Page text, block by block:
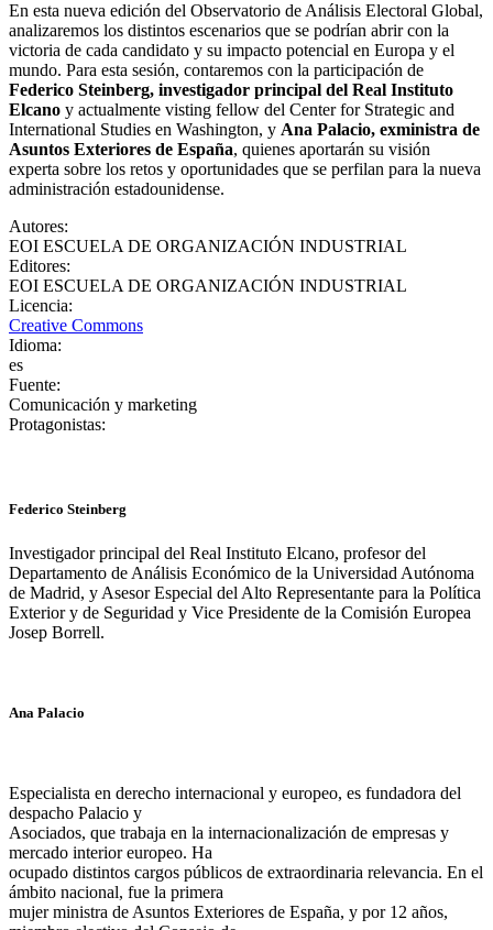
En esta nueva edición del Observatorio de Análisis Electoral Global,
analizaremos los distintos escenarios que se podrían abrir con la
victoria de cada candidato y su impacto potencial en Europa y el
mundo. Para esta sesión, contaremos con la participación de
Federico Steinberg, investigador principal del Real Instituto
Elcano y actualmente visting fellow del Center for Strategic and
International Studies en Washington, y Ana Palacio, exministra de
Asuntos Exteriores de España, quienes aportarán su visión
experta sobre los retos y oportunidades que se perfilan para la nueva
administración estadounidense.
Autores:
EOI ESCUELA DE ORGANIZACIÓN INDUSTRIAL
Editores:
EOI ESCUELA DE ORGANIZACIÓN INDUSTRIAL
Licencia:
Creative Commons
Idioma:
es
Fuente:
Comunicación y marketing
Protagonistas:
Federico Steinberg
Investigador principal del Real Instituto Elcano, profesor del
Departamento de Análisis Económico de la Universidad Autónoma
de Madrid, y Asesor Especial del Alto Representante para la Política
Exterior y de Seguridad y Vice Presidente de la Comisión Europea
Josep Borrell.
Ana Palacio
Especialista en derecho internacional y europeo, es fundadora del
despacho Palacio y
Asociados, que trabaja en la internacionalización de empresas y
mercado interior europeo. Ha
ocupado distintos cargos públicos de extraordinaria relevancia. En el
ámbito nacional, fue la primera
mujer ministra de Asuntos Exteriores de España, y por 12 años,